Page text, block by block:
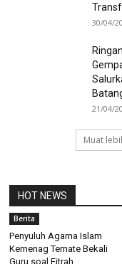
30/04/
21/04/
Muat
HOT NEWS
Berita
Penyuluh Agama Islam
Kemenag Ternate Bekali
Guru soal Fitrah